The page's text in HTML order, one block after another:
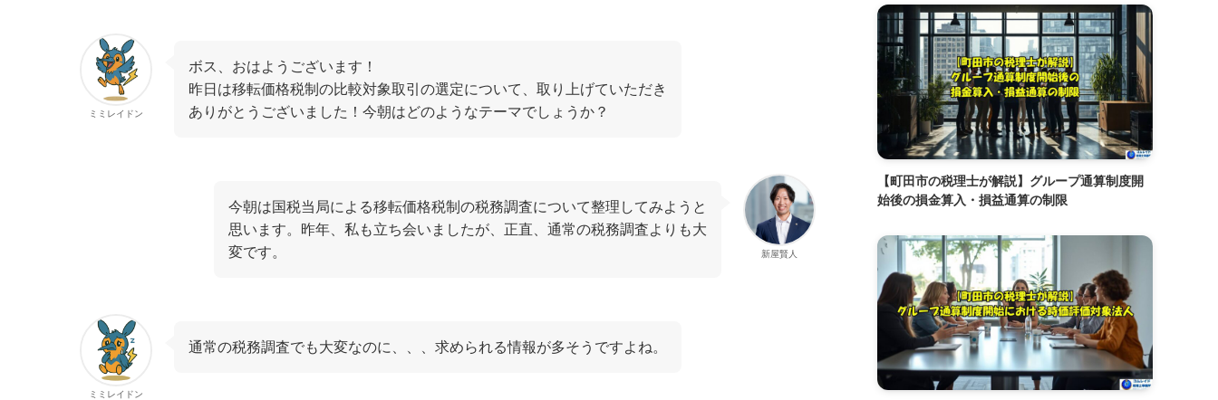
ミミレイドン
ボス、おはようございます！
昨日は移転価格税制の比較対象取引の選定について、取り上げていただき
ありがとうございました！今朝はどのようなテーマでしょうか？
新屋賢人
今朝は国税当局による移転価格税制の税務調査について整理してみようと
思います。昨年、私も立ち会いましたが、正直、通常の税務調査よりも大
変です。
ミミレイドン
通常の税務調査でも大変なのに、、、求められる情報が多そうですよね。
【町田市の税理士が解説】グループ通算制度開
始後の損金算入・損益通算の制限